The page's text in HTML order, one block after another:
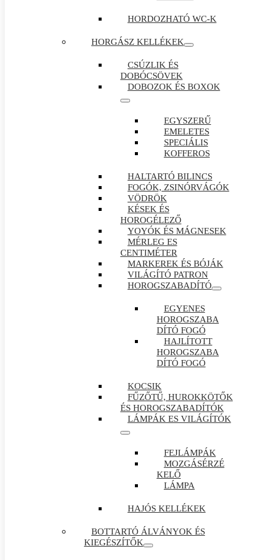
HORDOZHATÓ WC-K
HORGÁSZ KELLÉKEK
CSÚZLIK ÉS
DOBÓCSÖVEK
DOBOZOK ÉS BOXOK
EGYSZERŰ
EMELETES
SPECIÁLIS
KOFFEROS
HALTARTÓ BILINCS
FOGÓK, ZSINÓRVÁGÓK
VÖDRÖK
KÉSEK ÉS
HOROGÉLEZŐ
YOYÓK ÉS MÁGNESEK
MÉRLEG ES
CENTIMÉTER
MARKEREK ÉS BÓJÁK
VILÁGÍTÓ PATRON
HOROGSZABADÍTÓ
EGYENES
HOROGSZABA
DÍTÓ FOGÓ
HAJLÍTOTT
HOROGSZABA
DÍTÓ FOGÓ
KOCSIK
FŰZŐTŰ, HUROKKÖTŐK
ÉS HOROGSZABADÍTÓK
LÁMPÁK ES VILÁGÍTÓK
FEJLÁMPÁK
MOZGÁSÉRZÉ
KELŐ
LÁMPA
HAJÓS KELLÉKEK
BOTTARTÓ ÁLVÁNYOK ÉS
KIEGÉSZÍTŐK